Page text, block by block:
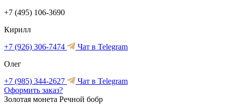
+7 (495) 106-3690
Кирилл
+7 (926) 306-7474
Чат в Telegram
Олег
+7 (985) 344-2627
Чат в Telegram
Оформить заказ?
Золотая монета Речной бобр